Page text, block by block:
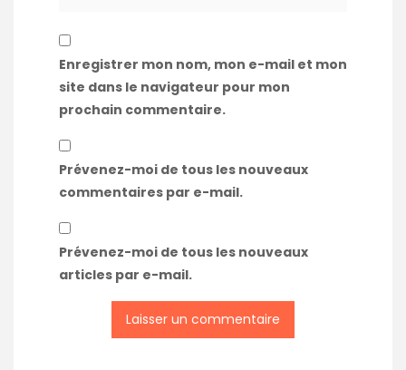
Enregistrer mon nom, mon e-mail et mon
site dans le navigateur pour mon
prochain commentaire.
Prévenez-moi de tous les nouveaux
commentaires par e-mail.
Prévenez-moi de tous les nouveaux
articles par e-mail.